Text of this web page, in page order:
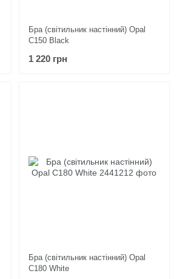
Бра (світильник настінний) Opal
C150 Black
1 220 грн
Бра (світильник настінний) Opal
C180 White